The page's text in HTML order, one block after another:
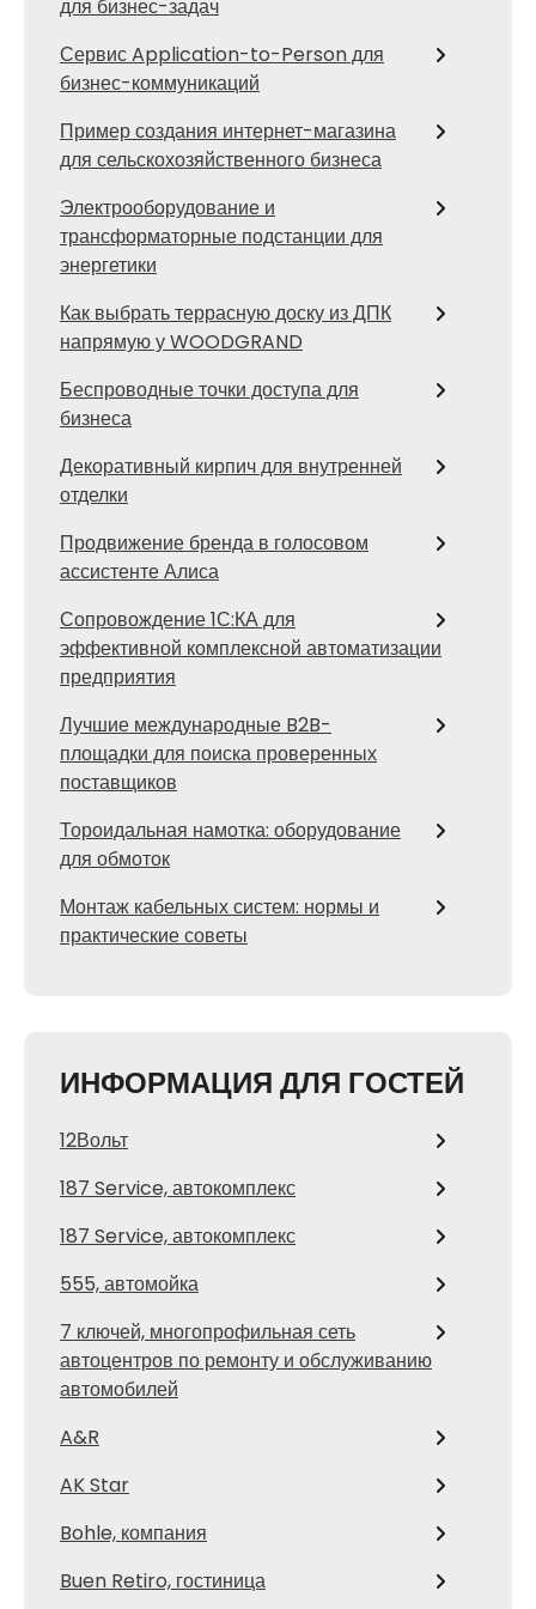
для бизнес-задач
Сервис Application-to-Person для
бизнес-коммуникаций
Пример создания интернет-магазина
для сельскохозяйственного бизнеса
Электрооборудование и
трансформаторные подстанции для
энергетики
Как выбрать террасную доску из ДПК
напрямую у WOODGRAND
Беспроводные точки доступа для
бизнеса
Декоративный кирпич для внутренней
отделки
Продвижение бренда в голосовом
ассистенте Алиса
Сопровождение 1С:КА для
эффективной комплексной автоматизации
предприятия
Лучшие международные B2B-
площадки для поиска проверенных
поставщиков
Тороидальная намотка: оборудование
для обмоток
Монтаж кабельных систем: нормы и
практические советы
ИНФОРМАЦИЯ ДЛЯ ГОСТЕЙ
12Вольт
187 Service, автокомплекс
187 Service, автокомплекс
555, автомойка
7 ключей, многопрофильная сеть
автоцентров по ремонту и обслуживанию
автомобилей
A&R
AK Star
Bohle, компания
Buen Retiro, гостиница